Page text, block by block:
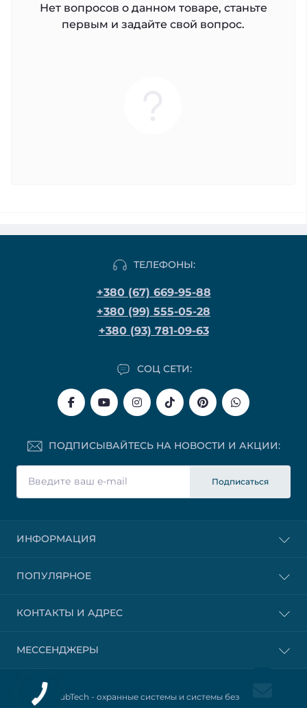
Нет вопросов о данном товаре, станьте
первым и задайте свой вопрос.
ТЕЛЕФОНЫ:
+380 (67) 669-95-88
+380 (99) 555-05-28
+380 (93) 781-09-63
СОЦ СЕТИ:
ПОДПИСЫВАЙТЕСЬ НА НОВОСТИ И АКЦИИ:
Подписаться
ИНФОРМАЦИЯ
ПОПУЛЯРНОЕ
КОНТАКТЫ И АДРЕС
МЕССЕНДЖЕРЫ
© 2025 HubTech - охранные системы и системы безопасности